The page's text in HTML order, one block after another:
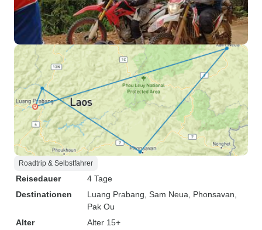
Roadtrip & Selbstfahrer
Reisedauer
4 Tage
Destinationen
Luang Prabang , Sam Neua , Phonsavan
Pak Ou
Alter
Alter 15+